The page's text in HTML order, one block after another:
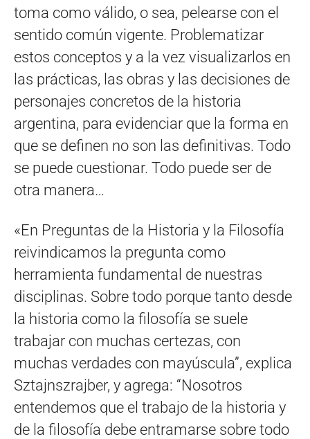
toma como válido, o sea, pelearse con el
sentido común vigente. Problematizar
estos conceptos y a la vez visualizarlos en
las prácticas, las obras y las decisiones de
personajes concretos de la historia
argentina, para evidenciar que la forma en
que se definen no son las definitivas. Todo
se puede cuestionar. Todo puede ser de
otra manera…
«En Preguntas de la Historia y la Filosofía
reivindicamos la pregunta como
herramienta fundamental de nuestras
disciplinas. Sobre todo porque tanto desde
la historia como la filosofía se suele
trabajar con muchas certezas, con
muchas verdades con mayúscula”, explica
Sztajnszrajber, y agrega: “Nosotros
entendemos que el trabajo de la historia y
de la filosofía debe entramarse sobre todo